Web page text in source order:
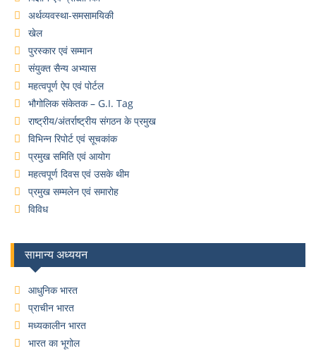
अर्थव्यवस्था-समसामयिकी
खेल
पुरस्कार एवं सम्मान
संयुक्त सैन्य अभ्यास
महत्वपूर्ण ऐप एवं पोर्टल
भौगोलिक संकेतक – G.I. Tag
राष्ट्रीय/अंतर्राष्ट्रीय संगठन के प्रमुख
विभिन्न रिपोर्ट एवं सूचकांक
प्रमुख समिति एवं आयोग
महत्वपूर्ण दिवस एवं उसके थीम
प्रमुख सम्मलेन एवं समारोह
विविध
सामान्य अध्ययन
आधुनिक भारत
प्राचीन भारत
मध्यकालीन भारत
भारत का भूगोल